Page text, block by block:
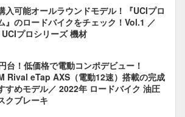
入可能オールラウンドモデル！『UCIプロ
』のロードバイクをチェック！Vol.1 ／
プロシリーズ 機材
台！低価格で電動コンポデビュー！
Rival eTap AXS（電動12速）搭載の完成
すめモデル／ 2022年 ロードバイク 油圧
クブレーキ